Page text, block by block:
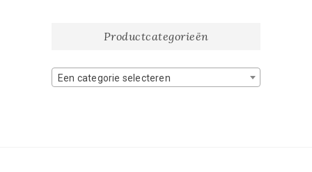
Productcategorieën
Een categorie selecteren